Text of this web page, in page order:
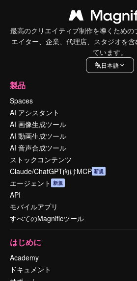
最高のクリエイティブ制作を導くための
エイター、企業、代理店、スタジオを
ています。
日本語
製品
Spaces
AI アシスタント
AI 画像生成ツール
AI 動画生成ツール
AI 音声合成ツール
ストックコンテンツ
Claude/ChatGPT向けMCP 新規
エージェント 新規
API
モバイルアプリ
すべてのMagnificツール
はじめに
Academy
ドキュメント